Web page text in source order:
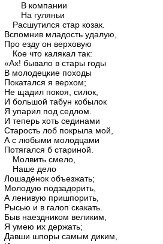
В компании
На гуляньи
Расшутился стар козак.
Вспомнив младость удалую,
Про езду он верховую
Кое что калякал так:
«Ах! бывало в стары годы
В молодецкие походы
Покатался я верхом;
Не щадил покоя, силок,
И большой табун кобылок
Я упарил под седлом.
И теперь хоть сединами
Старость лоб покрыла мой,
А с любыми молодцами
Потягался б стариной.
Молвить смело,
Наше дело
Лошадёнок объезжать;
Молодую подзадорить,
А ленивую пришпорить,
Рысью и в галоп скакать.
Быв наездником великим,
Я умею их держать;
Давши шпоры самым диким,